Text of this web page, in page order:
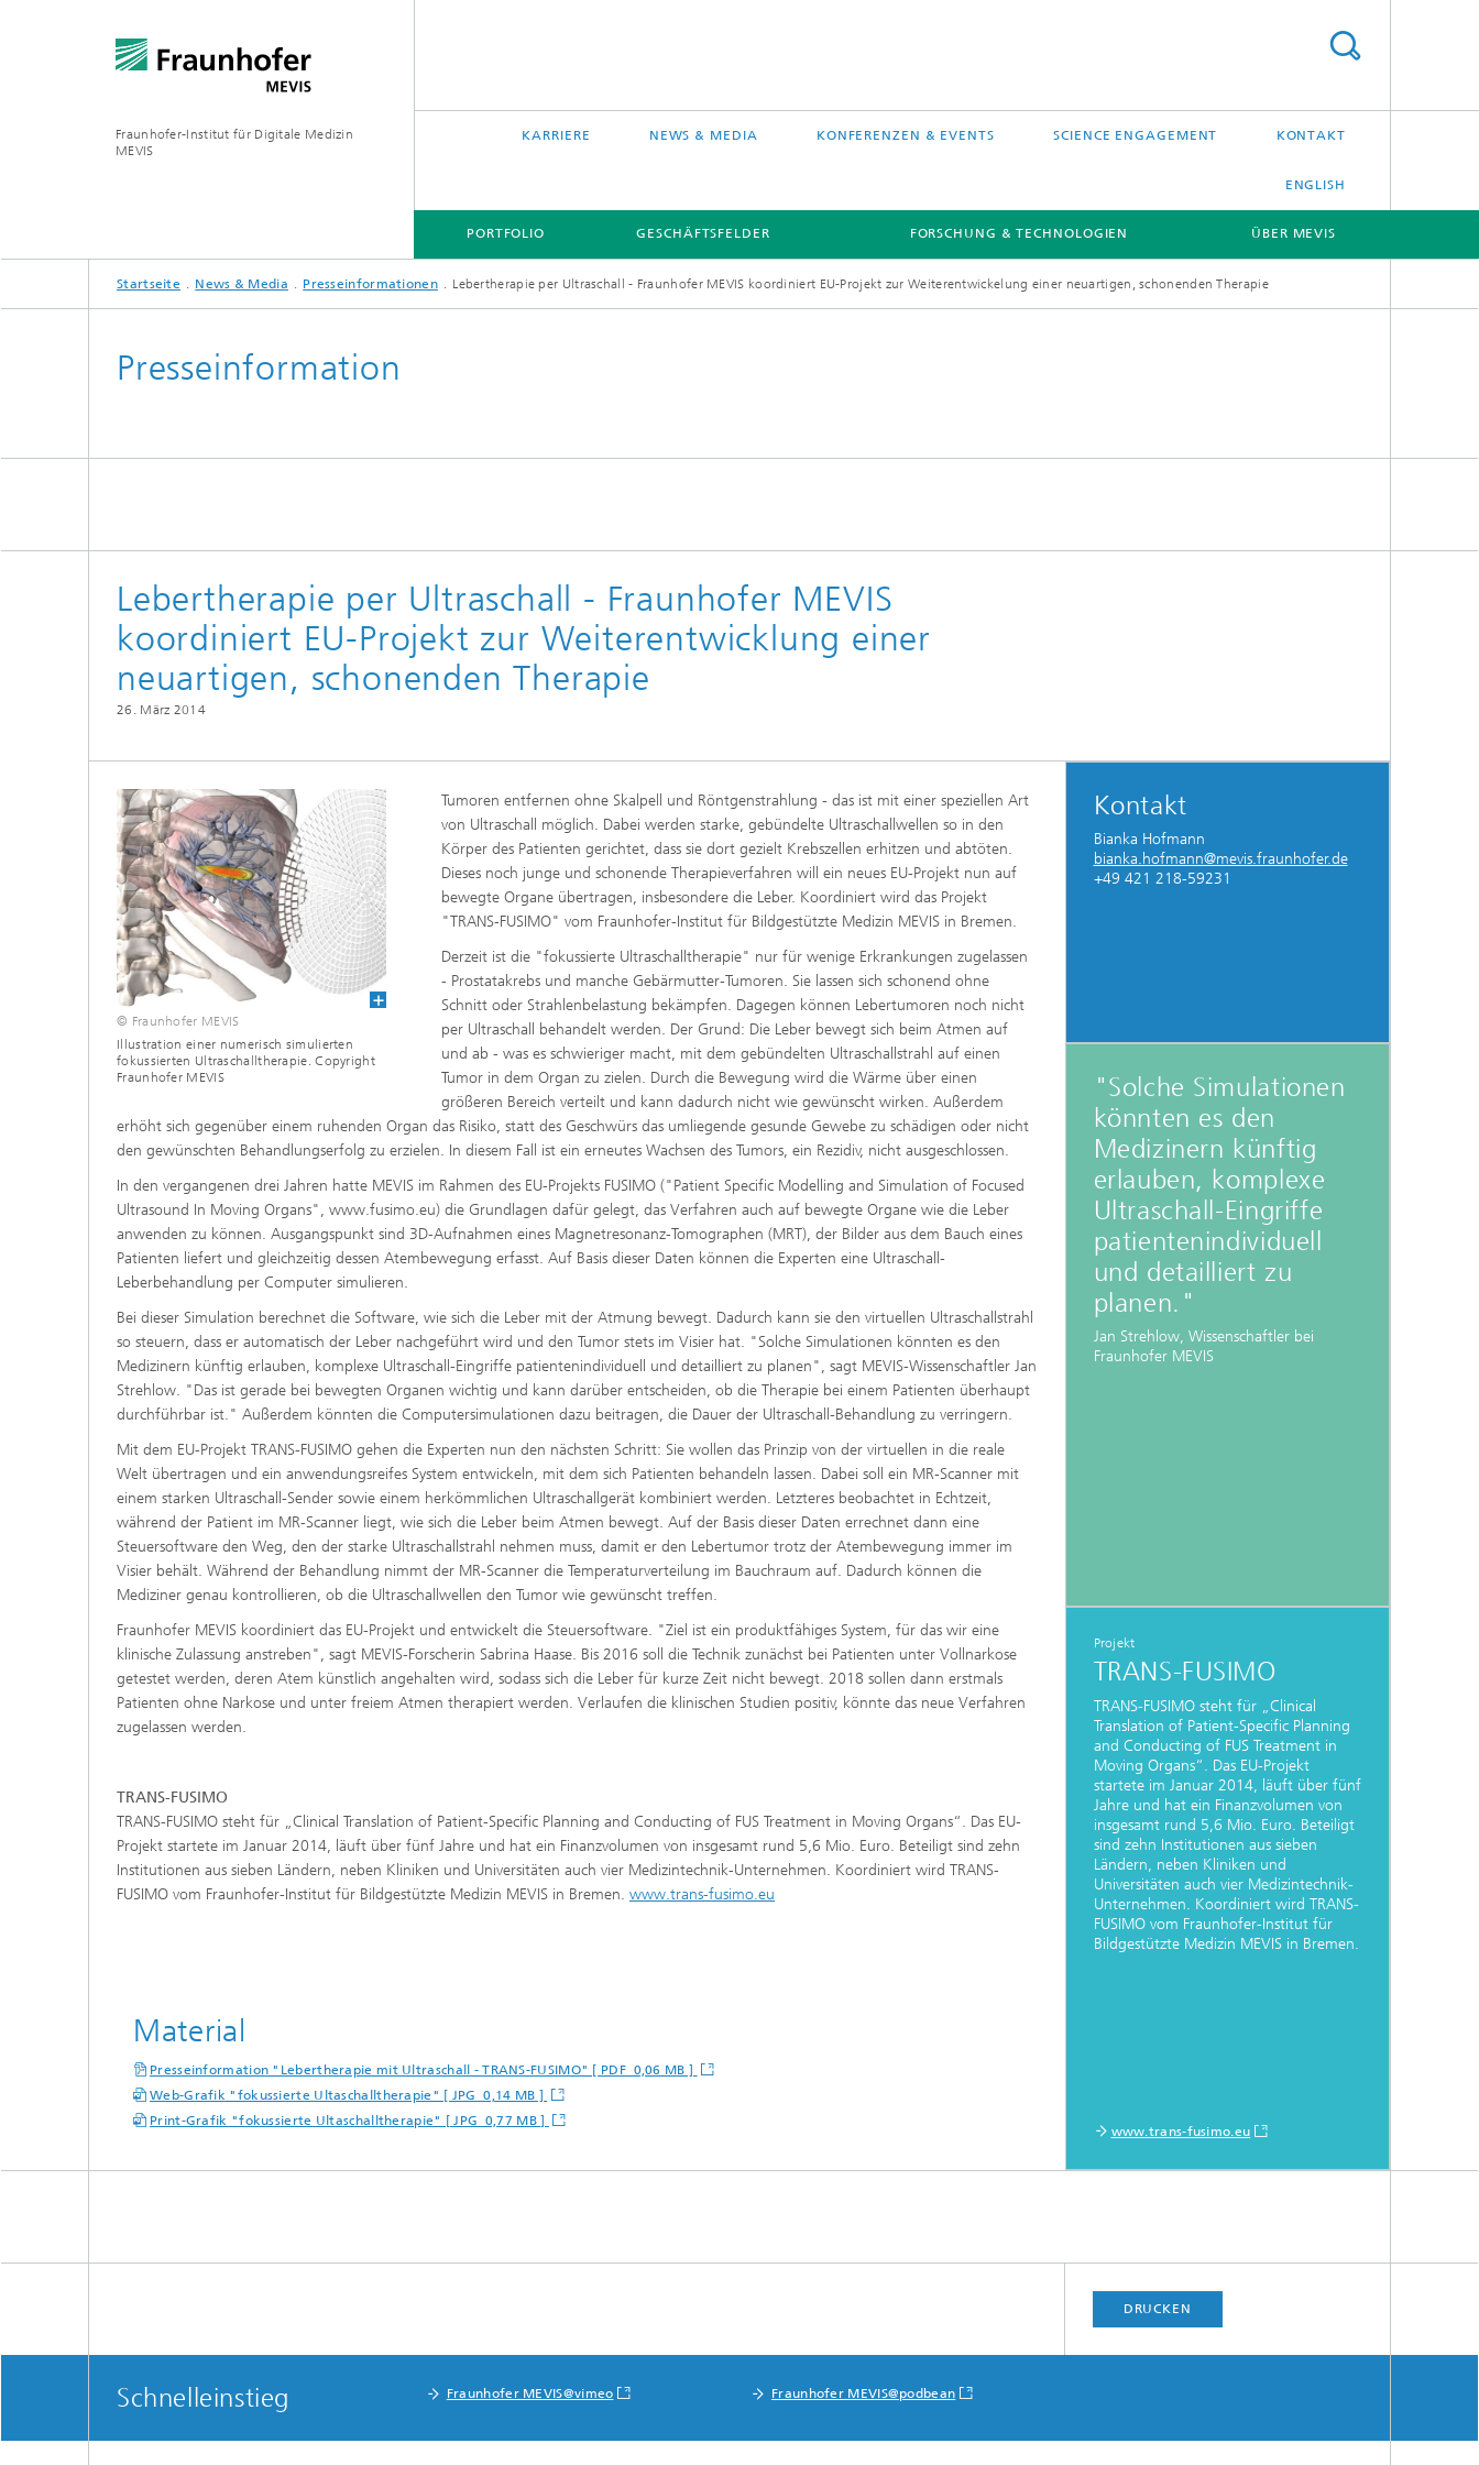
Fraunhofer-Institut für Digitale Medizin
MEVIS
KARRIERE NEWS & MEDIA KONFERENZEN & EVENTS SCIENCE ENGAGEMENT KONTAKT
ENGLISH
PORTFOLIO GESCHÄFTSFELDER FORSCHUNG & TECHNOLOGIEN ÜBER MEVIS
Startseite News & Media Presseinformationen Lebertherapie per Ultraschall - Fraunhofer MEVIS koordiniert EU-Projekt zur Weiterentwickelung einer neuartigen, schonenden Therapie
Presseinformation
Lebertherapie per Ultraschall - Fraunhofer MEVIS
koordiniert EU-Projekt zur Weiterentwicklung einer
neuartigen, schonenden Therapie
26. März 2014
© Fraunhofer MEVIS
Illustration einer numerisch simulierten
fokussierten Ultraschalltherapie. Copyright
Fraunhofer MEVIS
Tumoren entfernen ohne Skalpell und Röntgenstrahlung - das ist mit einer speziellen Art
von Ultraschall möglich. Dabei werden starke, gebündelte Ultraschallwellen so in den
Körper des Patienten gerichtet, dass sie dort gezielt Krebszellen erhitzen und abtöten.
Dieses noch junge und schonende Therapieverfahren will ein neues EU-Projekt nun auf
bewegte Organe übertragen, insbesondere die Leber. Koordiniert wird das Projekt
"TRANS-FUSIMO" vom Fraunhofer-Institut für Bildgestützte Medizin MEVIS in Bremen.
Derzeit ist die "fokussierte Ultraschalltherapie" nur für wenige Erkrankungen zugelassen
- Prostatakrebs und manche Gebärmutter-Tumoren. Sie lassen sich schonend ohne
Schnitt oder Strahlenbelastung bekämpfen. Dagegen können Lebertumoren noch nicht
per Ultraschall behandelt werden. Der Grund: Die Leber bewegt sich beim Atmen auf
und ab - was es schwieriger macht, mit dem gebündelten Ultraschallstrahl auf einen
Tumor in dem Organ zu zielen. Durch die Bewegung wird die Wärme über einen
größeren Bereich verteilt und kann dadurch nicht wie gewünscht wirken. Außerdem
erhöht sich gegenüber einem ruhenden Organ das Risiko, statt des Geschwürs das umliegende gesunde Gewebe zu schädigen oder nicht
den gewünschten Behandlungserfolg zu erzielen. In diesem Fall ist ein erneutes Wachsen des Tumors, ein Rezidiv, nicht ausgeschlossen.
In den vergangenen drei Jahren hatte MEVIS im Rahmen des EU-Projekts FUSIMO ("Patient Specific Modelling and Simulation of Focused
Ultrasound In Moving Organs", www.fusimo.eu) die Grundlagen dafür gelegt, das Verfahren auch auf bewegte Organe wie die Leber
anwenden zu können. Ausgangspunkt sind 3D-Aufnahmen eines Magnetresonanz-Tomographen (MRT), der Bilder aus dem Bauch eines
Patienten liefert und gleichzeitig dessen Atembewegung erfasst. Auf Basis dieser Daten können die Experten eine Ultraschall-
Leberbehandlung per Computer simulieren.
Bei dieser Simulation berechnet die Software, wie sich die Leber mit der Atmung bewegt. Dadurch kann sie den virtuellen Ultraschallstrahl
so steuern, dass er automatisch der Leber nachgeführt wird und den Tumor stets im Visier hat. "Solche Simulationen könnten es den
Medizinern künftig erlauben, komplexe Ultraschall-Eingriffe patientenindividuell und detailliert zu planen", sagt MEVIS-Wissenschaftler Jan
Strehlow. "Das ist gerade bei bewegten Organen wichtig und kann darüber entscheiden, ob die Therapie bei einem Patienten überhaupt
durchführbar ist." Außerdem könnten die Computersimulationen dazu beitragen, die Dauer der Ultraschall-Behandlung zu verringern.
Mit dem EU-Projekt TRANS-FUSIMO gehen die Experten nun den nächsten Schritt: Sie wollen das Prinzip von der virtuellen in die reale
Welt übertragen und ein anwendungsreifes System entwickeln, mit dem sich Patienten behandeln lassen. Dabei soll ein MR-Scanner mit
einem starken Ultraschall-Sender sowie einem herkömmlichen Ultraschallgerät kombiniert werden. Letzteres beobachtet in Echtzeit,
während der Patient im MR-Scanner liegt, wie sich die Leber beim Atmen bewegt. Auf der Basis dieser Daten errechnet dann eine
Steuersoftware den Weg, den der starke Ultraschallstrahl nehmen muss, damit er den Lebertumor trotz der Atembewegung immer im
Visier behält. Während der Behandlung nimmt der MR-Scanner die Temperaturverteilung im Bauchraum auf. Dadurch können die
Mediziner genau kontrollieren, ob die Ultraschallwellen den Tumor wie gewünscht treffen.
Fraunhofer MEVIS koordiniert das EU-Projekt und entwickelt die Steuersoftware. "Ziel ist ein produktfähiges System, für das wir eine
klinische Zulassung anstreben", sagt MEVIS-Forscherin Sabrina Haase. Bis 2016 soll die Technik zunächst bei Patienten unter Vollnarkose
getestet werden, deren Atem künstlich angehalten wird, sodass sich die Leber für kurze Zeit nicht bewegt. 2018 sollen dann erstmals
Patienten ohne Narkose und unter freiem Atmen therapiert werden. Verlaufen die klinischen Studien positiv, könnte das neue Verfahren
zugelassen werden.
TRANS-FUSIMO
TRANS-FUSIMO steht für „Clinical Translation of Patient-Specific Planning and Conducting of FUS Treatment in Moving Organs“. Das EU-
Projekt startete im Januar 2014, läuft über fünf Jahre und hat ein Finanzvolumen von insgesamt rund 5,6 Mio. Euro. Beteiligt sind zehn
Institutionen aus sieben Ländern, neben Kliniken und Universitäten auch vier Medizintechnik-Unternehmen. Koordiniert wird TRANS-
FUSIMO vom Fraunhofer-Institut für Bildgestützte Medizin MEVIS in Bremen. www.trans-fusimo.eu
Material
Presseinformation "Lebertherapie mit Ultraschall - TRANS-FUSIMO" [ PDF 0,06 MB ]
Web-Grafik "fokussierte Ultaschalltherapie" [ JPG 0,14 MB ]
Print-Grafik "fokussierte Ultaschalltherapie" [ JPG 0,77 MB ]
Kontakt
Bianka Hofmann
bianka.hofmann@mevis.fraunhofer.de
+49 421 218-59231
"Solche Simulationen
könnten es den
Medizinern künftig
erlauben, komplexe
Ultraschall-Eingriffe
patientenindividuell
und detailliert zu
planen."
Jan Strehlow, Wissenschaftler bei
Fraunhofer MEVIS
Projekt
TRANS-FUSIMO
TRANS-FUSIMO steht für „Clinical
Translation of Patient-Specific Planning
and Conducting of FUS Treatment in
Moving Organs“. Das EU-Projekt
startete im Januar 2014, läuft über fünf
Jahre und hat ein Finanzvolumen von
insgesamt rund 5,6 Mio. Euro. Beteiligt
sind zehn Institutionen aus sieben
Ländern, neben Kliniken und
Universitäten auch vier Medizintechnik-
Unternehmen. Koordiniert wird TRANS-
FUSIMO vom Fraunhofer-Institut für
Bildgestützte Medizin MEVIS in Bremen.
www.trans-fusimo.eu
DRUCKEN
Schnelleinstieg Fraunhofer MEVIS@vimeo Fraunhofer MEVIS@podbean